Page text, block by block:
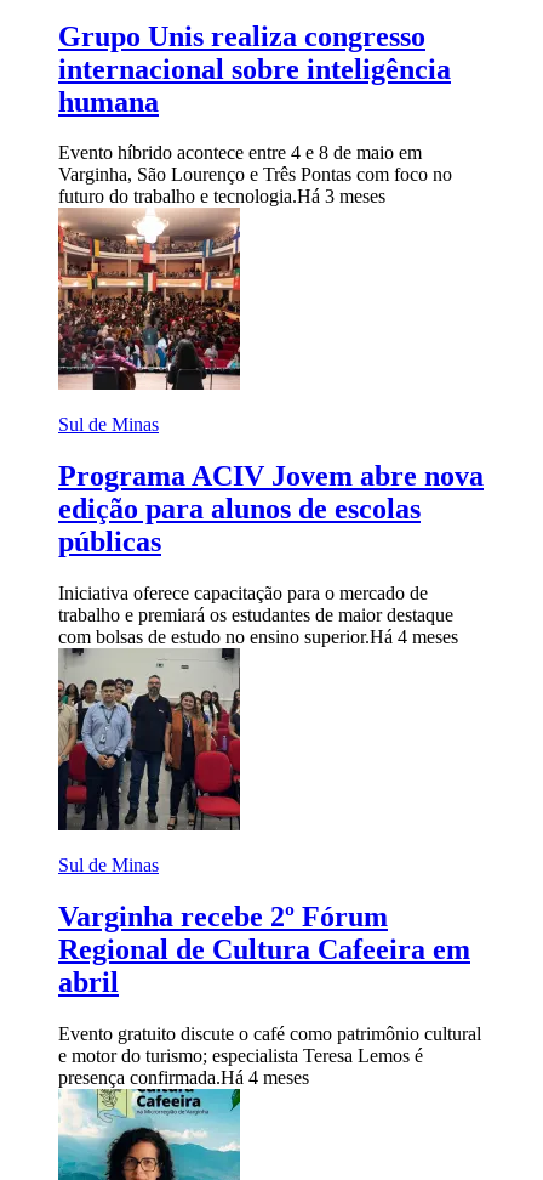
Grupo Unis realiza congresso
internacional sobre inteligência
humana
Evento híbrido acontece entre 4 e 8 de maio em
Varginha, São Lourenço e Três Pontas com foco no
futuro do trabalho e tecnologia.Há 3 meses
Sul de Minas
Programa ACIV Jovem abre nova
edição para alunos de escolas
públicas
Iniciativa oferece capacitação para o mercado de
trabalho e premiará os estudantes de maior destaque
com bolsas de estudo no ensino superior.Há 4 meses
Sul de Minas
Varginha recebe 2º Fórum
Regional de Cultura Cafeeira em
abril
Evento gratuito discute o café como patrimônio cultural
e motor do turismo; especialista Teresa Lemos é
presença confirmada.Há 4 meses